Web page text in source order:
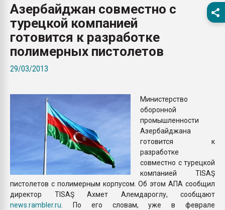
26.07.2022 "Сибирский
намного дороже
покупка, обмен
Азербайджан совместно с
турецкой компанией
готовится к разработке
полимерных пистолетов
29/03/2013
Министерство
оборонной
промышленности
Азербайджана
готовится к
разработке
совместно с турецкой
компанией TISAŞ
пистолетов с полимерным корпусом. Об этом АПА сообщил
директор TISAŞ Ахмет Алемдароглу, сообщают
news.rambler.ru . По его словам, уже в феврале